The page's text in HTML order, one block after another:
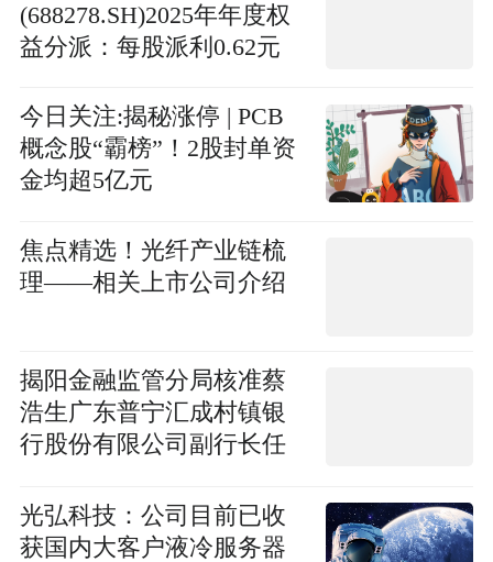
(688278.SH)2025年年度权
益分派：每股派利0.62元
今日关注:揭秘涨停 | PCB
概念股“霸榜”！2股封单资
金均超5亿元
焦点精选！光纤产业链梳
理——相关上市公司介绍
揭阳金融监管分局核准蔡
浩生广东普宁汇成村镇银
行股份有限公司副行长任
光弘科技：公司目前已收
获国内大客户液冷服务器